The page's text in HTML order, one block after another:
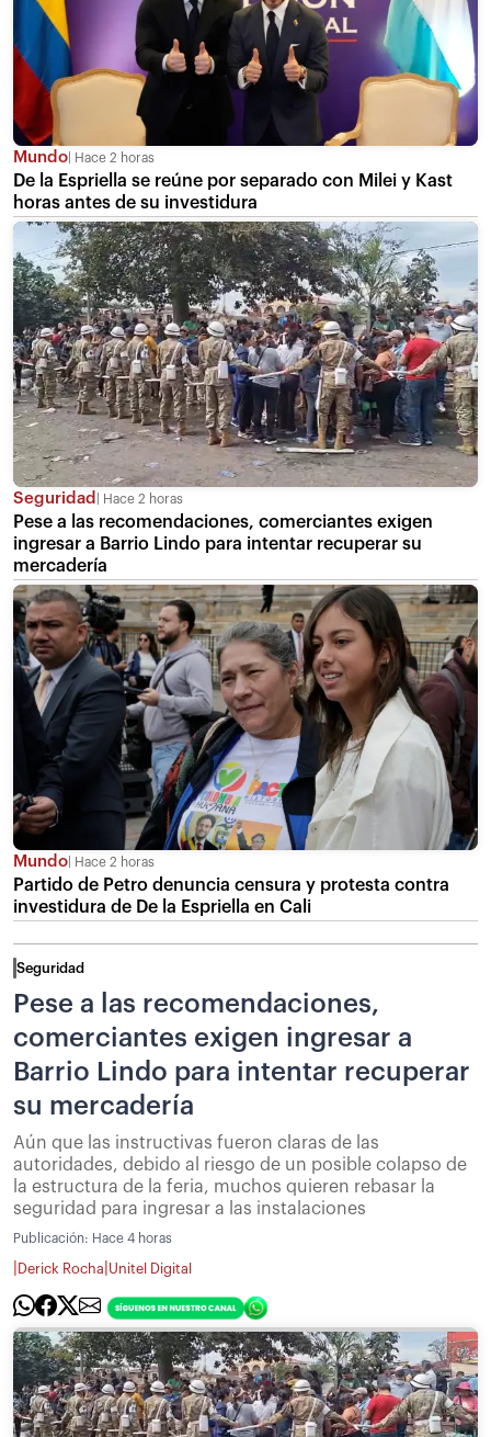
Mundo Hace 2 horas
De la Espriella se reúne por separado con Milei y Kast
horas antes de su investidura
Seguridad Hace 2 horas
Pese a las recomendaciones, comerciantes exigen
ingresar a Barrio Lindo para intentar recuperar su
mercadería
Mundo Hace 2 horas
Partido de Petro denuncia censura y protesta contra
investidura de De la Espriella en Cali
Seguridad
Pese a las recomendaciones,
comerciantes exigen ingresar a
Barrio Lindo para intentar recuperar
su mercadería
Aún que las instructivas fueron claras de las
autoridades, debido al riesgo de un posible colapso de
la estructura de la feria, muchos quieren rebasar la
seguridad para ingresar a las instalaciones
Publicación: Hace 4 horas
Derick Rocha Unitel Digital